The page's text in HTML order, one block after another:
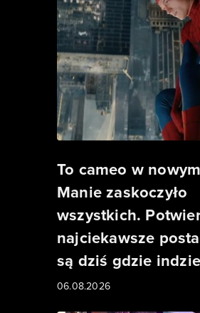
To cameo w
Manie zaskoczyło
wszystkich.
najciekawsze
są dziś gdzie
06.08.2026